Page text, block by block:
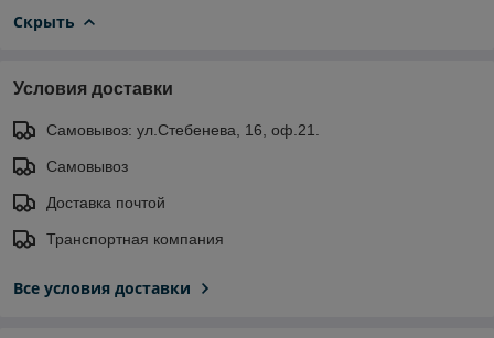
Скрыть
Условия доставки
Самовывоз: ул.Стебенева, 16, оф.21.
Самовывоз
Доставка почтой
Транспортная компания
Все условия доставки